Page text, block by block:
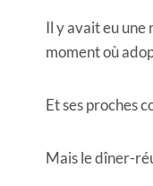
Il y avait eu une
moment où
Et ses proches
Mais le dîner-